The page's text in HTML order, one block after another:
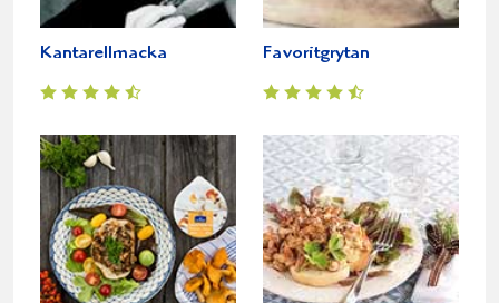
Kantarellmacka Favoritgrytan